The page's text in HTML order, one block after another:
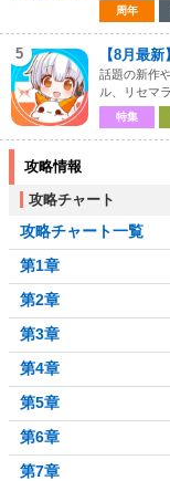
周年
5 【8月最
話題の新作
ル、リセマ
特集
攻略情報
攻略チャート
攻略チャート一覧
第1章
第2章
第3章
第4章
第5章
第6章
第7章